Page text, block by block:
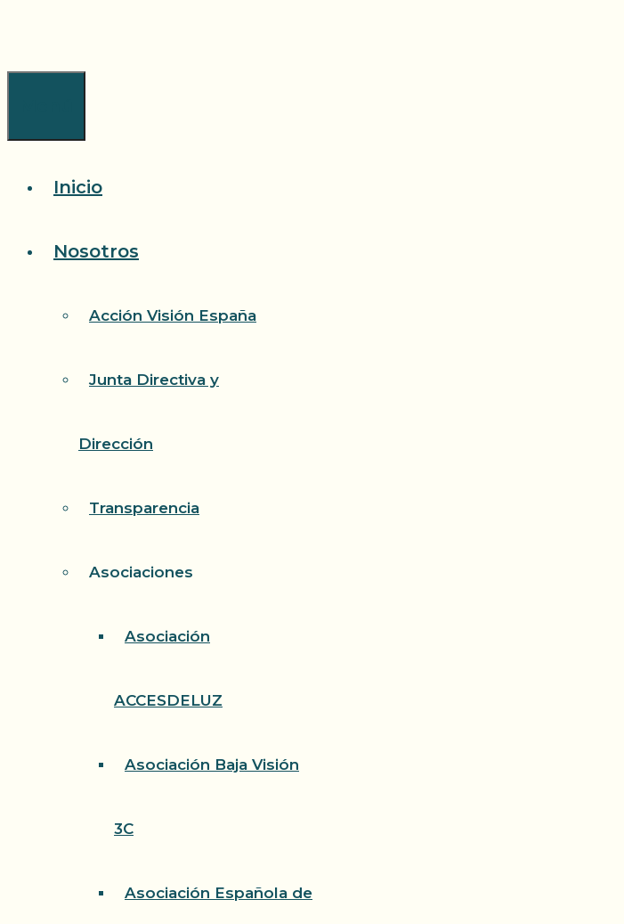
Inicio
Nosotros
Acción Visión España
Junta Directiva y
Dirección
Transparencia
Asociaciones
Asociación
ACCESDELUZ
Asociación Baja Visión
3C
Asociación Española de